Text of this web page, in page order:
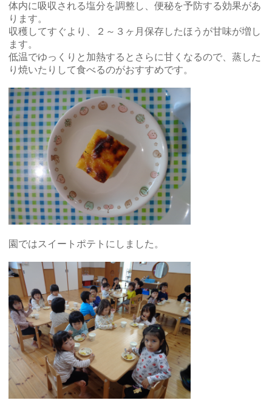
体内に吸収される塩分を調整し、便秘を予防する効果があ
ります。
収穫してすぐより、２～３ヶ月保存したほうが甘味が増し
ます。
低温でゆっくりと加熱するとさらに甘くなるので、蒸した
り焼いたりして食べるのがおすすめです。
園ではスイートポテトにしました。